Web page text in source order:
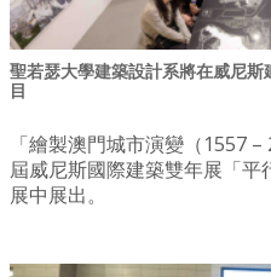
聖若瑟大學建築設計系將在威尼
目
「繪製澳門城市演變（1557
屆威尼斯國際建築雙年展「
展中展出。